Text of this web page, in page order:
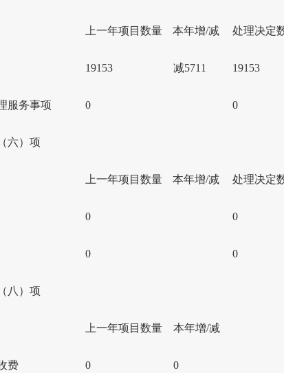
上一年项目数量 本年增/减 处理决定
19153 减5711 19153
服务事项 0 0
六）项
上一年项目数量 本年增/减 处理决定
0 0
0 0
八）项
上一年项目数量 本年增/减
费 0 0